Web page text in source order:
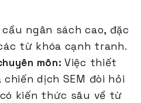
cầu ngân sách cao, đặc
từ khóa cạnh tranh.
môn:Việc thiết
dịch SEM đòi hỏi
kiến thức sâu về từ